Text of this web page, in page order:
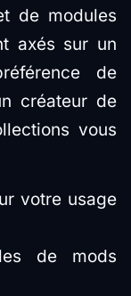
de modules
axés sur un
de
créateur de
vous
votre usage
de mods